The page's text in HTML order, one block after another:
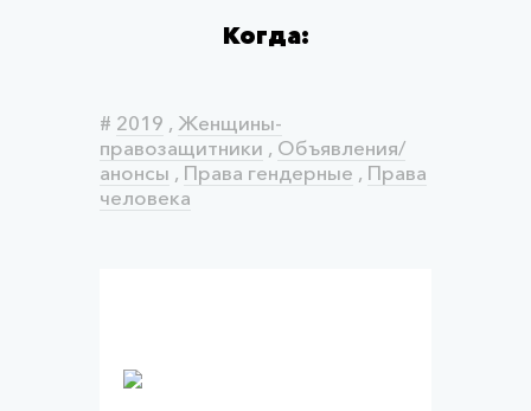
Когда:
# 2019 , Женщины-
правозащитники , Объявления/
анонсы , Права гендерные , Права
человека